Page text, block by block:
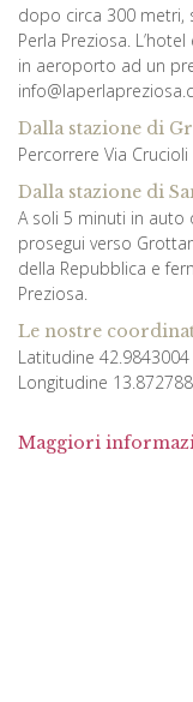
dopo circa 300 metri,
Perla Preziosa.
in aeroporto ad un
Dalla stazione di
Percorrere Via
Dalla stazione di
A soli 5 minuti in auto
prosegui verso
della Repubblica e
Preziosa.
Le nostre
Latitudine 42.9843004
Longitudine
Maggiori